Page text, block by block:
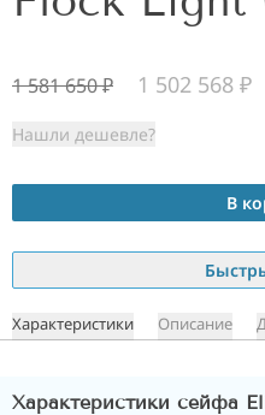
1 581 650₽ 1 502 568 ₽
Нашли дешевле?
В
Характеристики Описание
Характеристики сейфа